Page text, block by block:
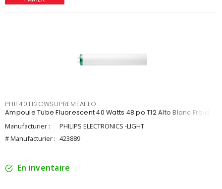
PHIF40T12CWSUPREMEALTO
Ampoule Tube Fluorescent 40 Watts 48 po T12 Alto Blanc Froid
Manufacturier :
PHILIPS ELECTRONICS -LIGHT
# Manufacturier : 423889
En inventaire